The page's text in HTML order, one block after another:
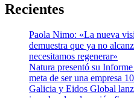
Recientes
Paola Nimo: «La nueva
demuestra que ya no
necesitamos regenerar»
Natura presentó su
meta de ser una empresa
Galicia y Eidos Global